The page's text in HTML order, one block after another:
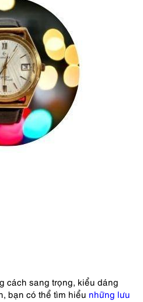
cách sang trọng, kiểu dáng
bạn có thể tìm hiểu những lưu